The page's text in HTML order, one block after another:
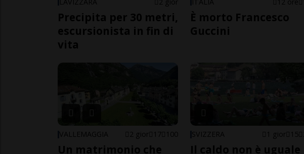
Precipita per 30 metri,
escursionista in fin di
vita
È morto Francesco
Guccini
VALLEMAGGIA 2 gior 17 100
Un matrimonio che
SVIZZERA 1 gior 15
Il caldo non è uguale